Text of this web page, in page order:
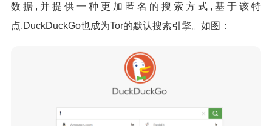
数据,并提供一种更加匿名的搜索方式,基于该特
点,DuckDuckGo也成为Tor的默认搜索引擎。如图：